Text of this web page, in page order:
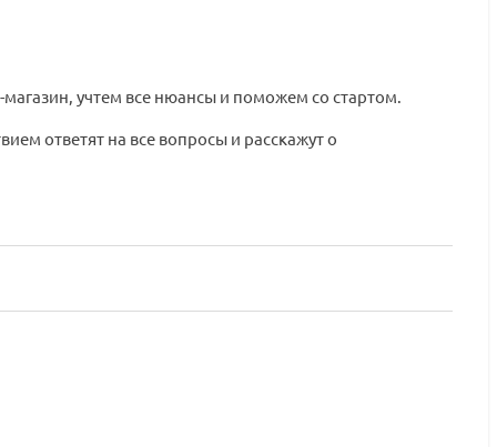
учтем все нюансы и поможем со стартом.
ответят на все вопросы и расскажут о